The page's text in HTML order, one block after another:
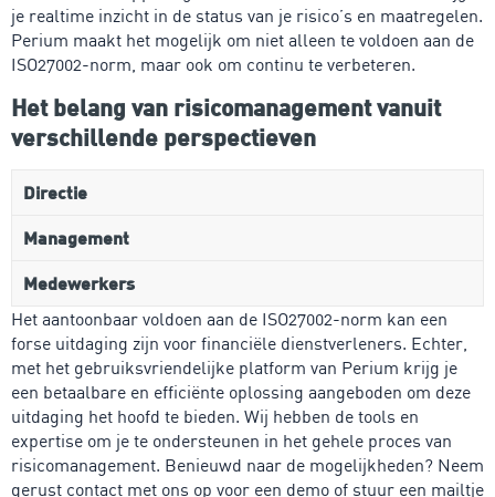
je realtime inzicht in de status van je risico’s en maatregelen.
Perium maakt het mogelijk om niet alleen te voldoen aan de
ISO27002-norm, maar ook om continu te verbeteren.
Het belang van risicomanagement vanuit
verschillende perspectieven
Directie
Management
Medewerkers
Het aantoonbaar voldoen aan de ISO27002-norm kan een
forse uitdaging zijn voor financiële dienstverleners. Echter,
met het gebruiksvriendelijke platform van Perium krijg je
een betaalbare en efficiënte oplossing aangeboden om deze
uitdaging het hoofd te bieden. Wij hebben de tools en
expertise om je te ondersteunen in het gehele proces van
risicomanagement. Benieuwd naar de mogelijkheden? Neem
gerust contact met ons op voor een demo of stuur een mailtje